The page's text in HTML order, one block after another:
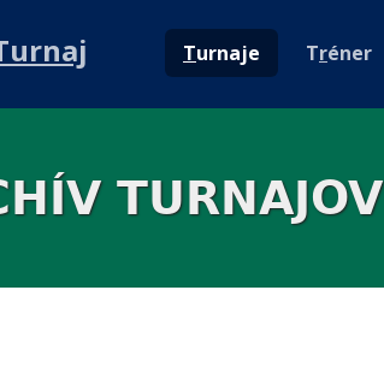
Turnaje Tréner
TURNAJOV